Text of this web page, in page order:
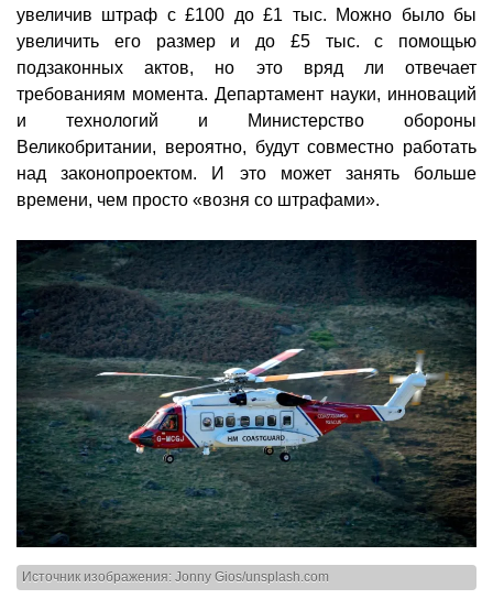
увеличив штраф с £100 до £1 тыс. Можно было бы
увеличить его размер и до £5 тыс. с помощью
подзаконных актов, но это вряд ли отвечает
требованиям момента. Департамент науки, инноваций
и технологий и Министерство обороны
Великобритании, вероятно, будут совместно работать
над законопроектом. И это может занять больше
времени, чем просто «возня со штрафами».
Источник изображения: Jonny Gios/unsplash.com